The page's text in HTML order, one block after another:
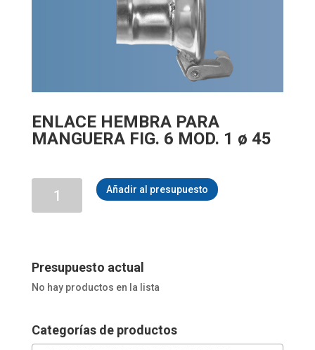
ENLACE HEMBRA PARA
MANGUERA FIG. 6 MOD. 1 ø 45
PARA
MOD.
ø
Añadir al presupuesto
Presupuesto actual
No hay productos en la lista
Categorías de productos